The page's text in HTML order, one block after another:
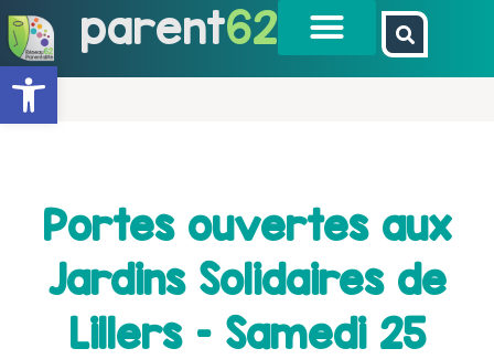
Ouvrir la barre d’outils
parent62
Portes ouvertes aux
Jardins Solidaires de
Lillers – Samedi 25